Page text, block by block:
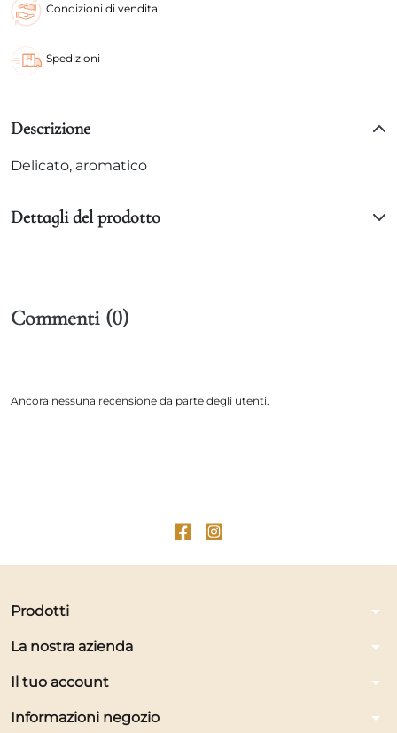
Condizioni di vendita
Spedizioni
Descrizione
Delicato, aromatico
Dettagli del prodotto
Commenti (0)
Ancora nessuna recensione da parte degli utenti.
Prodotti arrow_drop_down
La nostra azienda arrow_drop_down
Il tuo account arrow_drop_down
Informazioni negozio arrow_drop_down